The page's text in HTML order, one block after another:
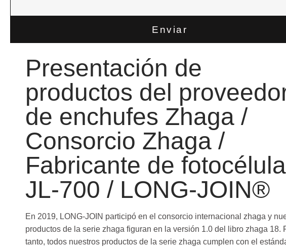
Enviar
Presentación de
productos del
de enchufes Zhaga /
Consorcio Zhaga /
Fabricante de
JL-700 / LONG-JOIN®
En 2019, LONG-JOIN participó en el consorcio internacional zhaga y
productos de la serie zhaga figuran en la versión 1.0 del libro zhaga 18.
tanto, todos nuestros productos de la serie zhaga cumplen con el